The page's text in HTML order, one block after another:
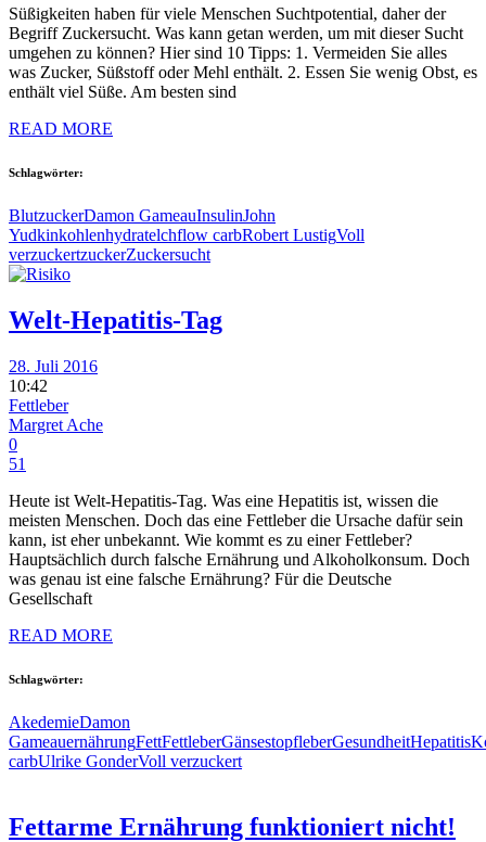
Süßigkeiten haben für viele Menschen Suchtpotential, daher der
Begriff Zuckersucht. Was kann getan werden, um mit dieser Sucht
umgehen zu können? Hier sind 10 Tipps: 1. Vermeiden Sie alles
was Zucker, Süßstoff oder Mehl enthält. 2. Essen Sie wenig Obst, es
enthält viel Süße. Am besten sind
READ MORE
Schlagwörter:
BlutzuckerDamon GameauInsulinJohn
Yudkinkohlenhydratelchflow carbRobert LustigVoll
verzuckertzuckerZuckersucht
Welt-Hepatitis-Tag
28. Juli 2016
10:42
Fettleber
Margret Ache
0
51
Heute ist Welt-Hepatitis-Tag. Was eine Hepatitis ist, wissen die
meisten Menschen. Doch das eine Fettleber die Ursache dafür sein
kann, ist eher unbekannt. Wie kommt es zu einer Fettleber?
Hauptsächlich durch falsche Ernährung und Alkoholkonsum. Doch
was genau ist eine falsche Ernährung? Für die Deutsche
Gesellschaft
READ MORE
Schlagwörter:
AkedemieDamon
GameauernährungFettFettleberGänsestopfleberGesundheitHepatitis
carbUlrike GonderVoll verzuckert
Fettarme Ernährung funktioniert nicht!